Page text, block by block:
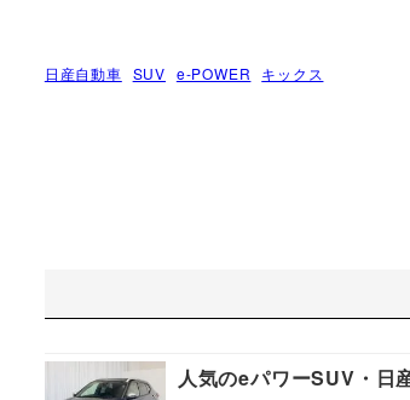
日産自動車 SUV e-POWER キックス
人気のeパワーSUV・日